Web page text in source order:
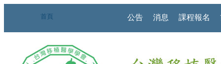
首頁 公告 消息 課程報名